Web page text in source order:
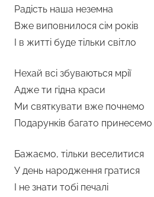
Радість наша неземна
Вже виповнилося сім років
І в житті буде тільки світло
Нехай всі збуваються мрії
Адже ти гідна краси
Ми святкувати вже почнемо
Подарунків багато принесемо
Бажаємо, тільки веселитися
У день народження гратися
І не знати тобі печалі